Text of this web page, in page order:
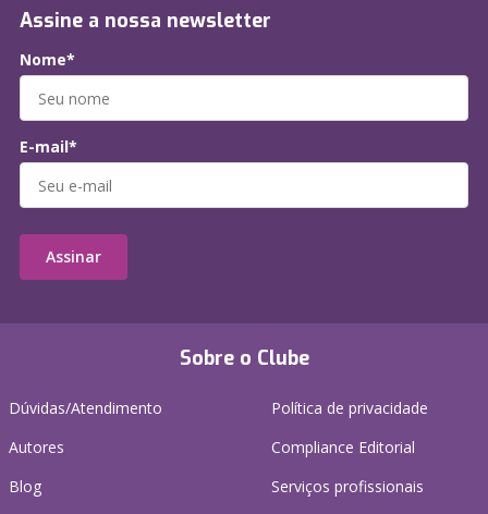
Sobre o Clube
Dúvidas/Atendimento
Autores
Blog
Política de privacidade
Compliance Editorial
Serviços profissionais
Assine a nossa newsletter
Nome*
E-mail*
Assinar